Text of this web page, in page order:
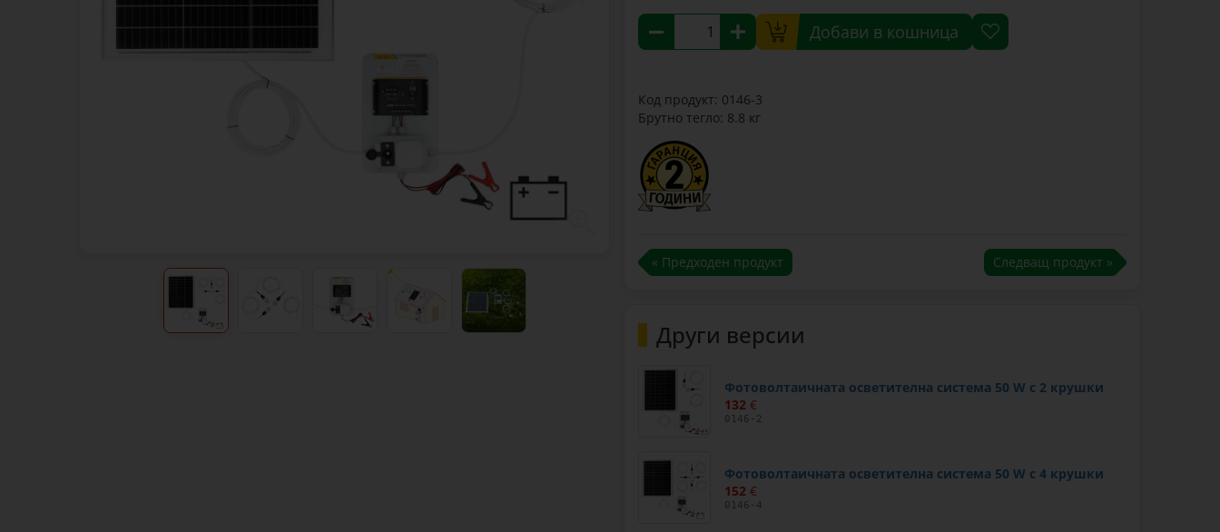
Добави в кошница
Код продукт: 0146-3
Брутно тегло: 8.8 кг
« Предходен продукт Следващ продукт »
Други версии
Фотоволтаичната осветителна система 50 W с 2 крушки
132 €
0146-2
Фотоволтаичната осветителна система 50 W с 4 крушки
152 €
0146-4